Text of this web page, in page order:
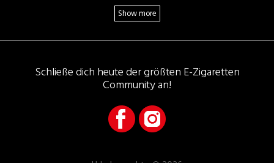
Schließe dich heute der größten E-Zigaretten
Community an!